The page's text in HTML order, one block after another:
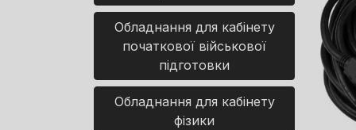
Обладнання для кабінету
початкової військової
підготовки
Обладнання для кабінету
фізики